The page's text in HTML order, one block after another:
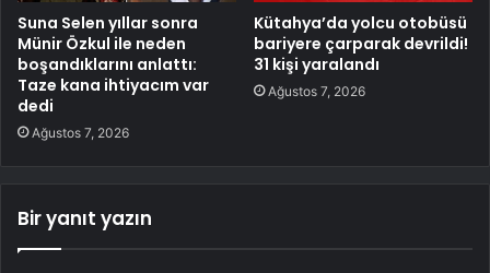
Suna Selen yıllar sonra
Münir Özkul ile neden
boşandıklarını anlattı:
Taze kana ihtiyacım var
dedi
Ağustos 7, 2026
Kütahya’da yolcu otobüsü
bariyere çarparak devrildi!
31 kişi yaralandı
Ağustos 7, 2026
Bir yanıt yazın